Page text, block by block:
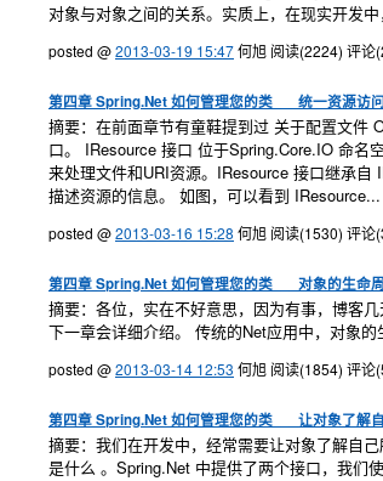
对象与对象之间的关系。实质上，在现实开发
posted @2013-03-19 15:47何旭 阅读(2224) 评论
第四章 Spring.Net 如何管理您的类___统一资源访
摘要：在前面章节有童鞋提到过 关于配置文件
口。 IResource 接口 位于Spring.Core.IO 命名
来处理文件和URI资源。IResource 接口继承
描述资源的信息。 如图，可以看到 IResource...
posted @2013-03-16 15:28 何旭 阅读(1530) 评论
第四章 Spring.Net 如何管理您的类___对象的生命
摘要：各位，实在不好意思，因为有事，博客
下一章会详细介绍。 传统的Net应用中，对象
posted @2013-03-14 12:53 何旭 阅读(1854) 评论
第四章 Spring.Net 如何管理您的类___让对象了解
摘要：我们在开发中，经常需要让对象了解自
是什么 。Spring.Net 中提供了两个接口，我们